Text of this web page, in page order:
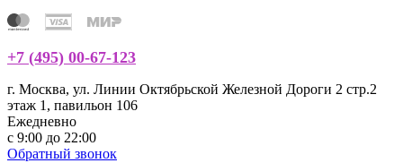
+7 (495) 00-67-123
г. Москва, ул. Линии Октябрьской Железной Дороги 2 стр.2
этаж 1, павильон 106
Ежедневно
с 9:00 до 22:00
Обратный звонок